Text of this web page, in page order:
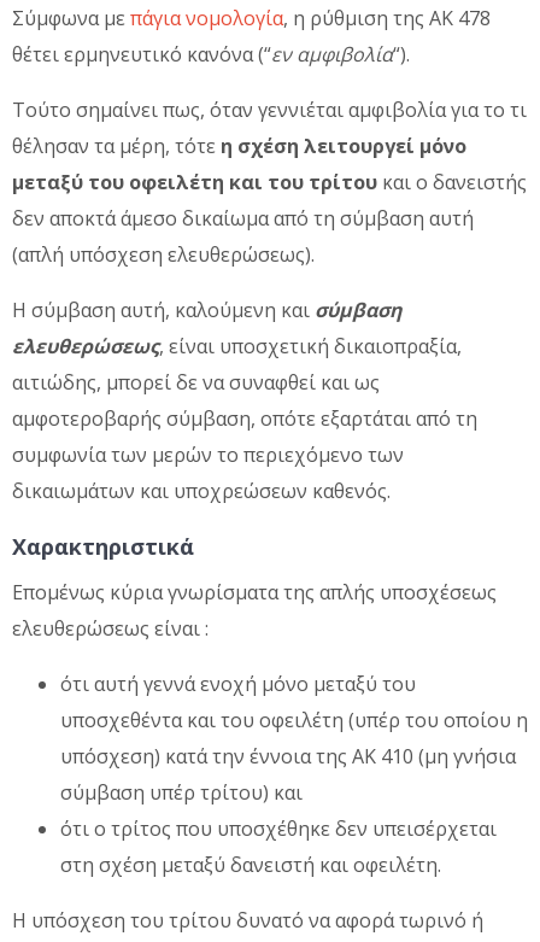
Σύμφωνα με πάγια νομολογία, η ρύθμιση της ΑΚ 478
θέτει ερμηνευτικό κανόνα (“εν αμφιβολία“).
Τούτο σημαίνει πως, όταν γεννιέται αμφιβολία για το τι
θέλησαν τα μέρη, τότε η σχέση λειτουργεί μόνο
μεταξύ του οφειλέτη και του τρίτου και ο δανειστής
δεν αποκτά άμεσο δικαίωμα από τη σύμβαση αυτή
(απλή υπόσχεση ελευθερώσεως).
Η σύμβαση αυτή, καλούμενη και σύμβαση
ελευθερώσεως, είναι υποσχετική δικαιοπραξία,
αιτιώδης, μπορεί δε να συναφθεί και ως
αμφοτεροβαρής σύμβαση, οπότε εξαρτάται από τη
συμφωνία των μερών το περιεχόμενο των
δικαιωμάτων και υποχρεώσεων καθενός.
Χαρακτηριστικά
Επομένως κύρια γνωρίσματα της απλής υποσχέσεως
ελευθερώσεως είναι :
ότι αυτή γεννά ενοχή μόνο μεταξύ του
υποσχεθέντα και του οφειλέτη (υπέρ του οποίου η
υπόσχεση) κατά την έννοια της ΑΚ 410 (μη γνήσια
σύμβαση υπέρ τρίτου) και
ότι ο τρίτος που υποσχέθηκε δεν υπεισέρχεται
στη σχέση μεταξύ δανειστή και οφειλέτη.
Η υπόσχεση του τρίτου δυνατό να αφορά τωρινό ή